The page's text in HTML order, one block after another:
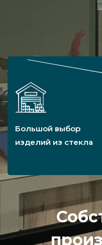
Большой выбор
изделий из стекла